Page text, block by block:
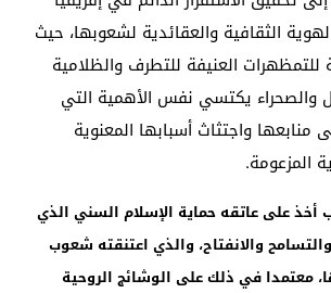
الثقافية والعقائدية لشعوبها، حيث
للتمظهرات العنيفة للتطرف والظلامية
يكتسي نفس الأهمية التي
منابعها واجتثاث أسبابها المعنوية
المزعومة.
أخذ على عاتقه حماية الإسلام السني الذي
والانفتاح، والذي اعتنقته شعوب
معتمدا في ذلك على الوشائج الروحية